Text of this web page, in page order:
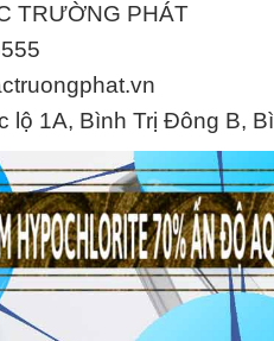
TRƯỜNG PHÁT
lộ 1A, Bình Trị Đông B,